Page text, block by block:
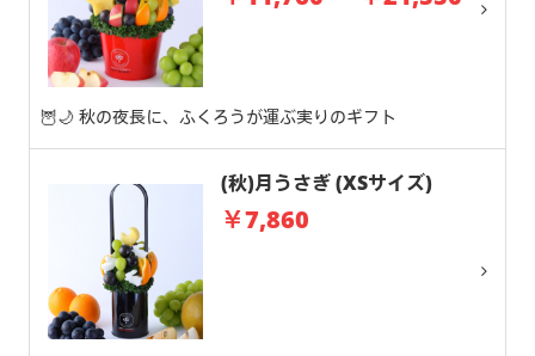
🦉🌙 秋の夜長に、ふくろうが運ぶ実りのギフト
(秋)月うさぎ (XSサイズ)
￥7,860